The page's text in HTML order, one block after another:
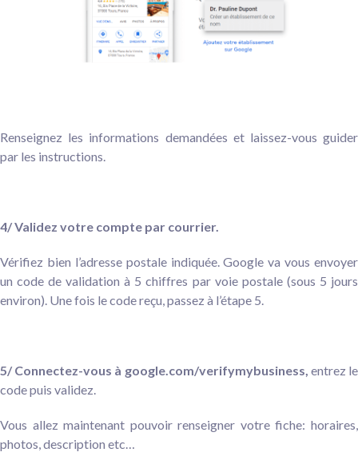
Renseignez les informations demandées et laissez-vous guider
par les instructions.
4/ Validez votre compte par courrier.
Vérifiez bien l’adresse postale indiquée. Google va vous envoyer
un code de validation à 5 chiffres par voie postale (sous 5 jours
environ). Une fois le code reçu, passez à l’étape 5.
5/ Connectez-vous à google.com/verifymybusiness, entrez le
code puis validez.
Vous allez maintenant pouvoir renseigner votre fiche: horaires,
photos, description etc…